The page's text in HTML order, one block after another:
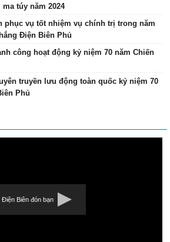
túy năm 2024
phục vụ tốt nhiệm vụ chính trị trong năm
Điện Biên Phủ
công hoạt động kỷ niệm 70 năm Chiến
truyền lưu động toàn quốc kỷ niệm 70
Phủ
Điện Biên đón bạn